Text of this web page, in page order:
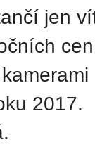
jen